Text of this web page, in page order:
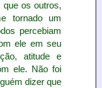
os outros,
tornado um
percebiam
ele em seu
atitude e
ele. Não foi
dizer que